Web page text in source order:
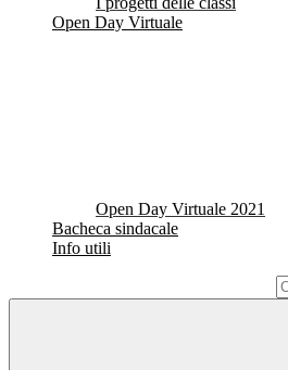
Open Day Virtuale
Open Day Virtuale 2021
Bacheca sindacale
Info utili